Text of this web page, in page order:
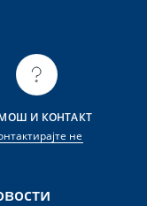
И КОНТАКТ
не